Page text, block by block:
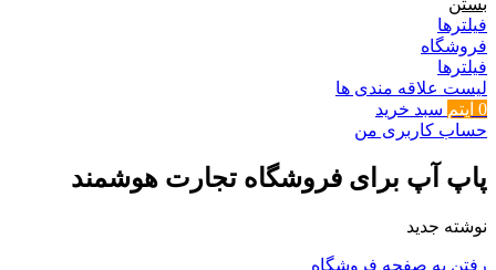
بستن
فیلترها
فروشگاه
فیلترها
لیست علاقه مندی ها
0 آیتم سبد خرید
حساب کاربری من
پاپ آپ برای فروشگاه تجارت هوشمند
نوشته جدید
رفتن به صفحه فروشگاه